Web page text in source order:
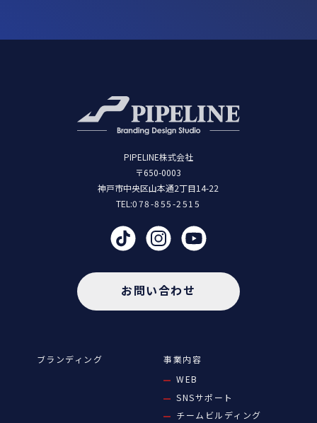
PIPELINE株式会社
〒650-0003
神戸市中央区山本通2丁目14-22
TEL:078-855-2515
お問い合わせ
ブランディング
事業内容
WEB
SNSサポート
チームビルディング